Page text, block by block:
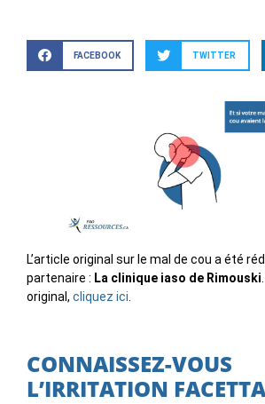
FACEBOOK TWITTER
L’article original sur le mal de cou a été
partenaire : La clinique iaso de Rimouski
original, cliquez ici.
CONNAISSEZ-VOUS
L’IRRITATION